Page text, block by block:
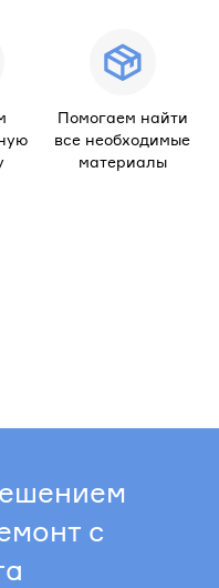
Помогаем найти
все необходимые
материалы
с